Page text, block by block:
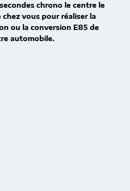
chrono le centre le
chez vous pour réaliser la
ou la conversion E85 de
automobile.